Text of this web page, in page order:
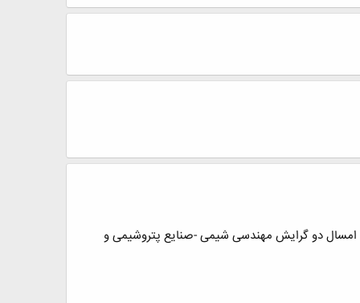
امسال دو گرایش مهندسی شیمی -صنایع پتروشیمی و